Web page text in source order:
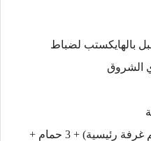
بالهايكستب لضباط
الشروق
مكونة من 3 غرفة نوم (منهم غرفة رئيسية) + 3 حمام +